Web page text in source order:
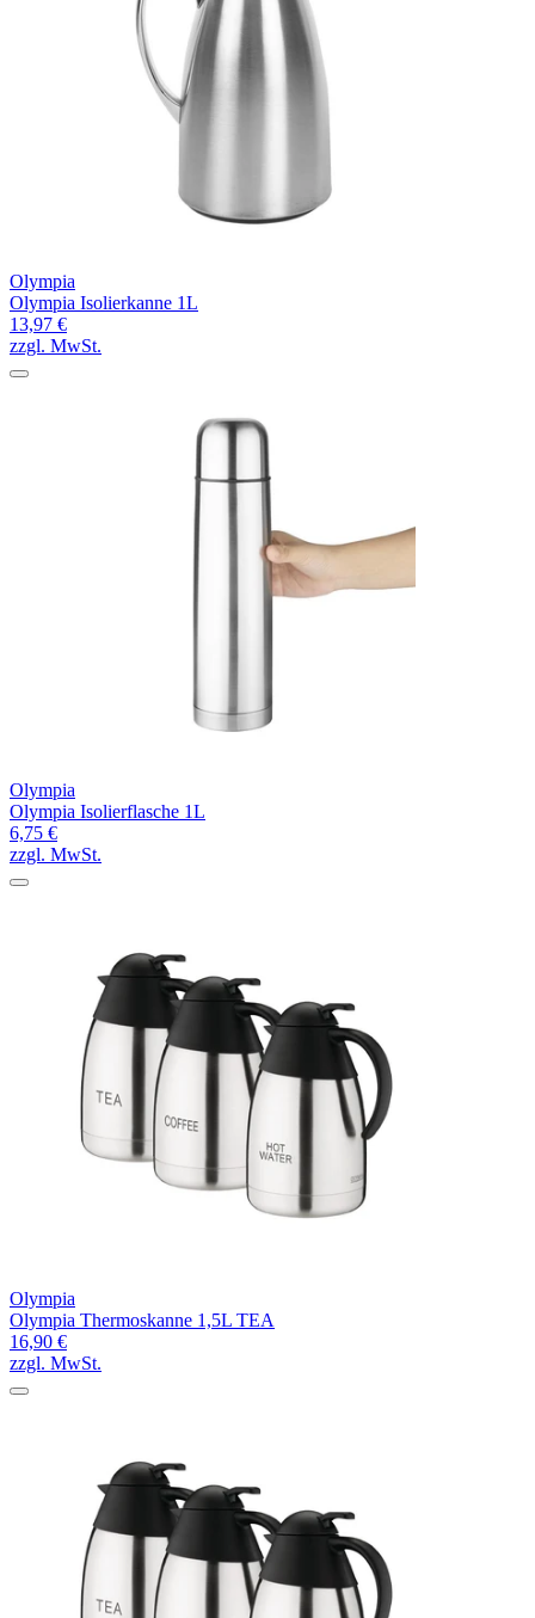
Olympia
Olympia Isolierkanne 1L
13,97 €
zzgl. MwSt.
Olympia
Olympia Isolierflasche 1L
6,75 €
zzgl. MwSt.
Olympia
Olympia Thermoskanne 1,5L TEA
16,90 €
zzgl. MwSt.